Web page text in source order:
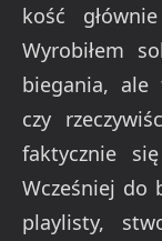
kość
Wyrobiłem
biegania, ale
czy
faktycznie
Wcześniej do
playlisty,